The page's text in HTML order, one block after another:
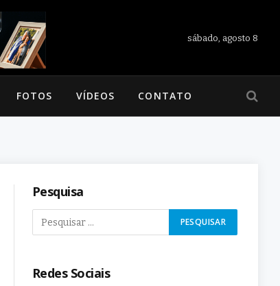
sábado, agosto 8
FOTOS VÍDEOS CONTATO
Pesquisa
Redes Sociais